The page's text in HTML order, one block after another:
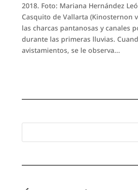
2018. Foto: Mariana Hernández
Casquito de Vallarta (Kinosternon
las charcas pantanosas y canales
durante las primeras lluvias.
avistamientos, se le observa...